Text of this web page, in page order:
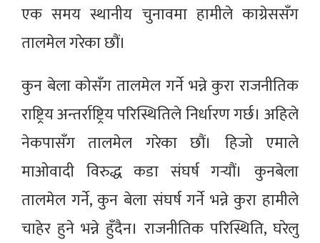
एक समय स्थानीय चुनावमा हामीले काग्रेससँग
तालमेल गरेका छौं।
कुन बेला कोसँग तालमेल गर्ने भन्ने कुरा राजनीतिक
राष्ट्रिय अन्तर्राष्ट्रिय परिस्थितिले निर्धारण गर्छ। अहिले
नेकपासँग तालमेल गरेका छौं। हिजो एमाले
माओवादी विरुद्ध कडा संघर्ष गर्‍यौं। कुनबेला
तालमेल गर्ने, कुन बेला संघर्ष गर्ने भन्ने कुरा हामीले
चाहेर हुने भन्ने हुँदैन। राजनीतिक परिस्थिति, घरेलु